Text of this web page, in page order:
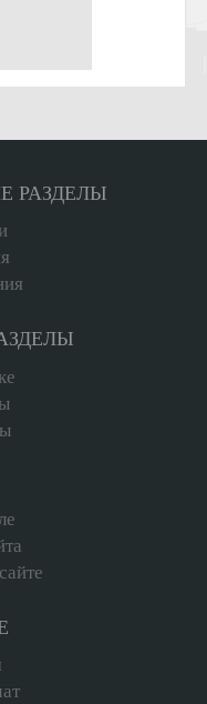
РАЗДЕЛЫ